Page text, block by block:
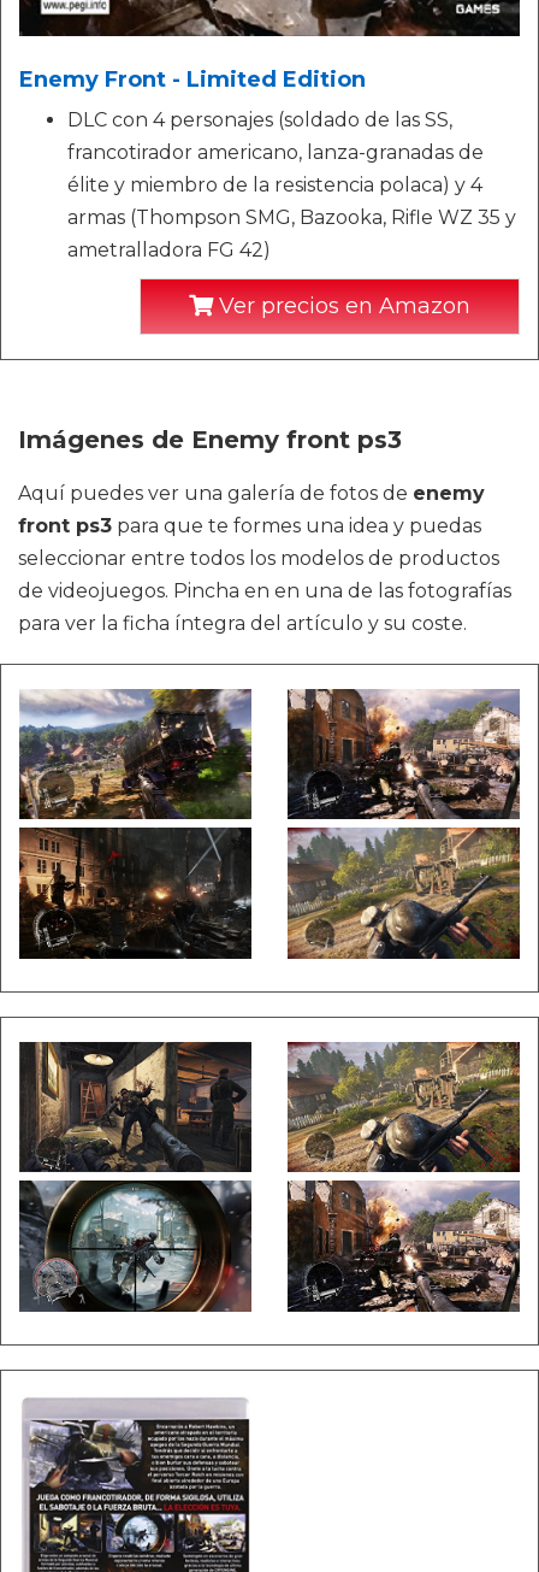
Enemy Front - Limited Edition
DLC con 4 personajes (soldado de las SS,
francotirador americano, lanza-granadas de
élite y miembro de la resistencia polaca) y 4
armas (Thompson SMG, Bazooka, Rifle WZ 35 y
ametralladora FG 42)
Ver precios en Amazon
Imágenes de Enemy front ps3
Aquí puedes ver una galería de fotos de enemy
front ps3 para que te formes una idea y puedas
seleccionar entre todos los modelos de productos
de videojuegos. Pincha en en una de las fotografías
para ver la ficha íntegra del artículo y su coste.